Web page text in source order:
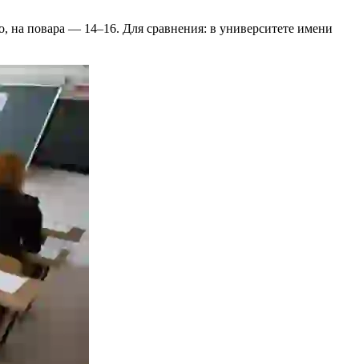
на повара — 14–16. Для сравнения: в университете имени